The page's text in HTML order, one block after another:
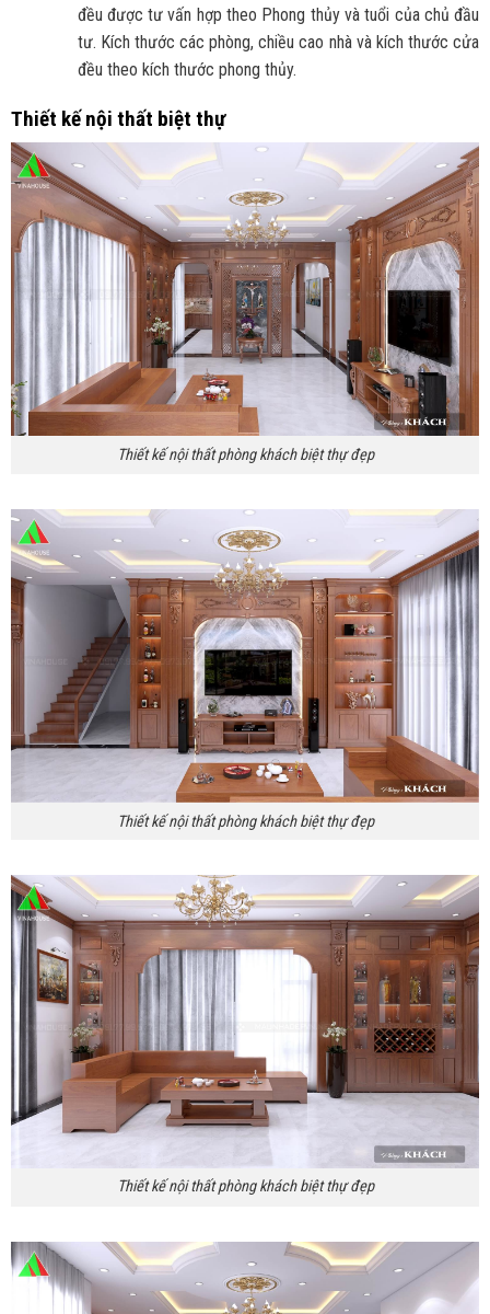
đều được tư vấn hợp theo Phong thủy và tuổi của chủ đầu
tư. Kích thước các phòng, chiều cao nhà và kích thước cửa
đều theo kích thước phong thủy.
Thiết kế nội thất biệt thự
Thiết kế nội thất phòng khách biệt thự đẹp
Thiết kế nội thất phòng khách biệt thự đẹp
Thiết kế nội thất phòng khách biệt thự đẹp